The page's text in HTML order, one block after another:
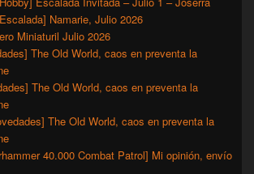
Namarie, Julio 2026
Miniaturil Julio 2026
The Old World, caos en preventa la
The Old World, caos en preventa la
The Old World, caos en preventa la
40.000 Combat Patrol] Mi opinión, envío